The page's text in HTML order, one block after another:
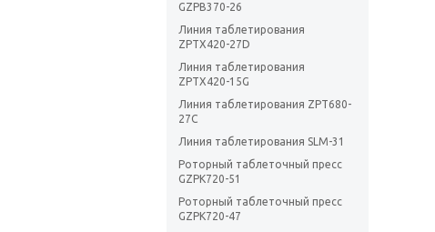
GZPB370-26
Линия таблетирования
ZPTX420-27D
Линия таблетирования
ZPTX420-15G
Линия таблетирования ZPT680-
27C
Линия таблетирования SLM-31
Роторный таблеточный пресс
GZPK720-51
Роторный таблеточный пресс
GZPK720-47